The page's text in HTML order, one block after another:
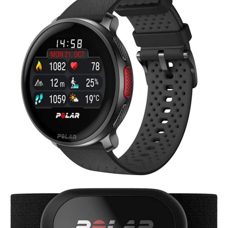
assistant vocal, calculatrice,
chronomètre, météo, lampe de
poche et même des jeux
éducatifs pour stimuler l'esprit.
Disponible en plusieurs coloris,
c'est l'idée cadeau parfaite
pour toutes les occasions :
Noël, anniversaires, fête des
mères ou des pères, Pâques et
Saint-Valentin. Son interface
intuitive et ses fonctions de
sécurité (trouver mon téléphone,
rappel sédentaire) la rendent
accessible aux jeunes comme
aux seniors.
[Expertise de
10 Ans & Garantie à Vie]
Investissez dans la qualité avec
un leader de l'industrie fort de
10 ans d'expérience. En tant que
fabricant disposant de sa
propre usine et d'un
département R&D indépendant,
mesures de contrôle qualité
extrêmement rigoureuses. Notre
maîtrise technologique nous
permet d'être une référence en
matière de durabilité. C’est
pourquoi nous offrons une